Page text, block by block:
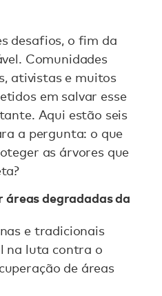
desafios, o fim da
Comunidades
ativistas e muitos
em salvar esse
Aqui estão seis
a pergunta: o que
as árvores que
áreas degradadas da
e tradicionais
na luta contra o
de áreas